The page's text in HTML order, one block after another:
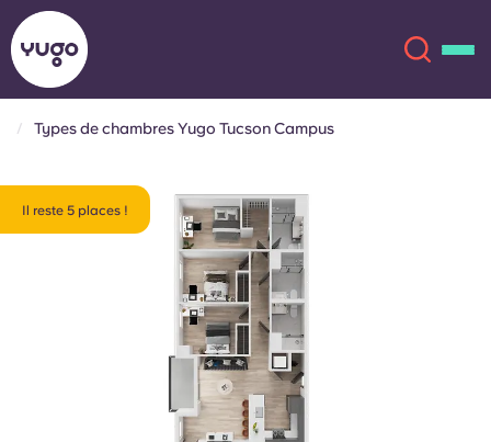
Lieux English (US)
Chinese
Català Deutsch
Italian
Types de chambres Yugo Tucson Campus
Il reste 5 places !